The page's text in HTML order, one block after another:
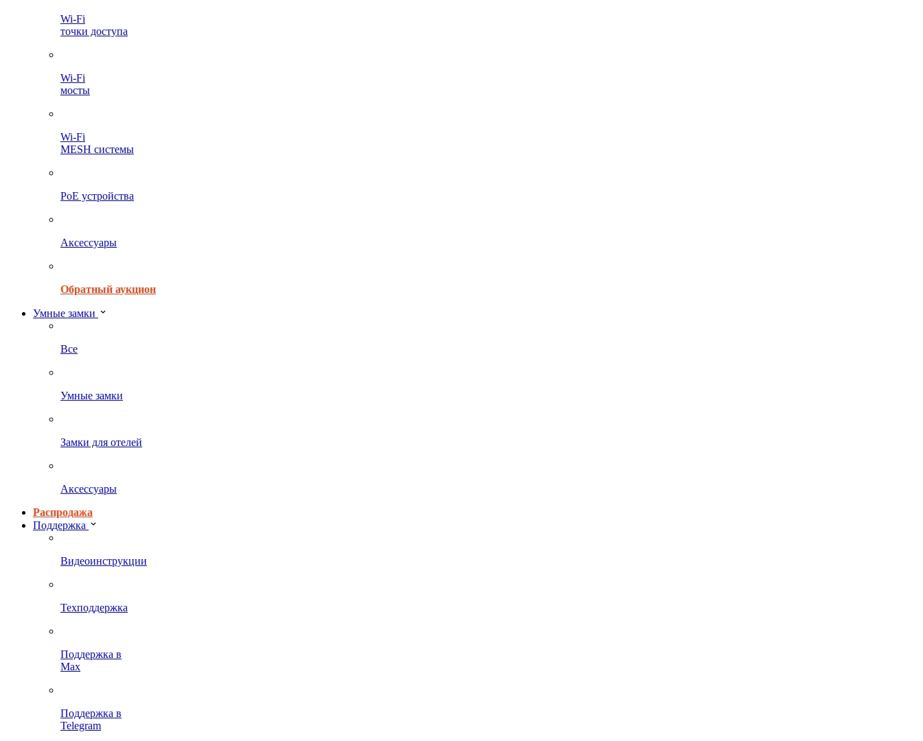
Wi-Fi
точки доступа
Wi-Fi
мосты
Wi-Fi
MESH системы
PoE устройства
Аксессуары
Обратный аукцион
Умные замки
Все
Умные замки
Замки для отелей
Аксессуары
Распродажа
Поддержка
Видеоинструкции
Техподдержка
Поддержка в
Max
Поддержка в
Telegram